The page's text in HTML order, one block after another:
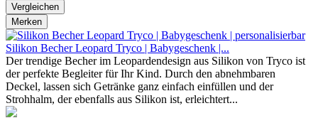
Vergleichen
Merken
Silikon Becher Leopard Tryco | Babygeschenk |...
Der trendige Becher im Leopardendesign aus Silikon von Tryco ist
der perfekte Begleiter für Ihr Kind. Durch den abnehmbaren
Deckel, lassen sich Getränke ganz einfach einfüllen und der
Strohhalm, der ebenfalls aus Silikon ist, erleichtert...